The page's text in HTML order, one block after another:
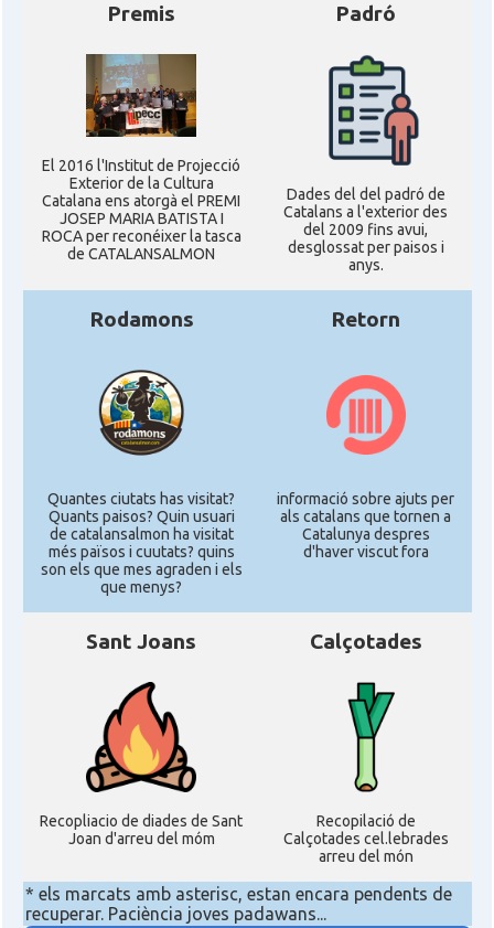
Premis
El 2016 l'Institut de Projecció
Exterior de la Cultura
Catalana ens atorgà el PREMI
JOSEP MARIA BATISTA I
ROCA per reconéixer la tasca
de CATALANSALMON
Padró
Dades del del padró de
Catalans a l'exterior des
del 2009 fins avui,
desglossat per paisos i
anys.
Rodamons
Quantes ciutats has visitat?
Quants paisos? Quin usuari
de catalansalmon ha visitat
més països i cuutats? quins
son els que mes agraden i els
que menys?
Retorn
informació sobre ajuts per
als catalans que tornen a
Catalunya despres
d'haver viscut fora
Sant Joans
Recopliacio de diades de Sant
Joan d'arreu del móm
Calçotades
Recopilació de
Calçotades cel.lebrades
arreu del món
* els marcats amb asterisc, estan encara pendents de
recuperar. Paciència joves padawans...